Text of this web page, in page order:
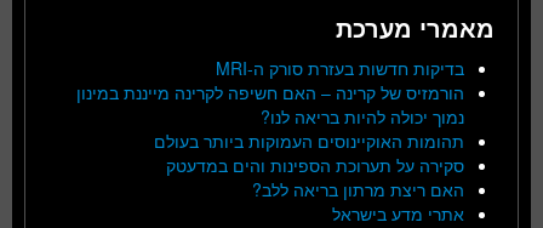
מאמרי מערכת
בדיקות חדשות בעזרת סורק ה-MRI
הורמזיס של קרינה – האם חשיפה לקרינה מייננת במינון
נמוך יכולה להיות בריאה לנו?
תהומות האוקיינוסים העמוקות ביותר בעולם
סקירה על תערוכת הספינות והים במדעטק
האם ריצת מרתון בריאה ללב?
אתרי מדע בישראל